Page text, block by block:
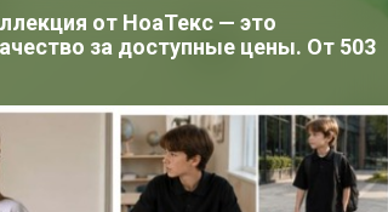
Перчатки виниловые
vinyl gloves M 100шт
от НоаТекс — это
за доступные цены. От 503